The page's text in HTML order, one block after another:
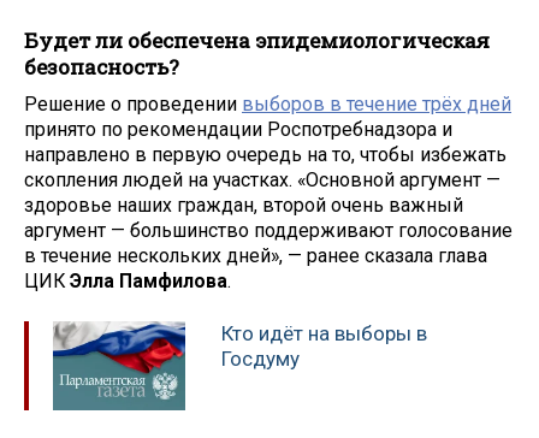
Будет ли обеспечена эпидемиологическая
безопасность?
Решение о проведении выборов в течение трёх дней
принято по рекомендации Роспотребнадзора и
направлено в первую очередь на то, чтобы избежать
скопления людей на участках. «Основной аргумент —
здоровье наших граждан, второй очень важный
аргумент — большинство поддерживают голосование
в течение нескольких дней», — ранее сказала глава
ЦИК Элла Памфилова.
Кто идёт на выборы в
Госдуму